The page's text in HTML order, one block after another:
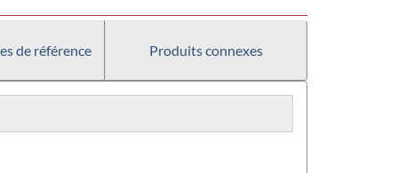
de référence Produits connexes